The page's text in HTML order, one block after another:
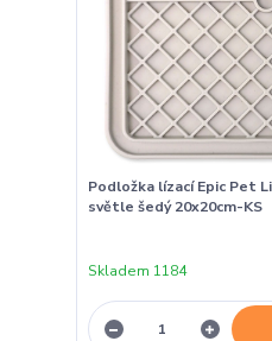
Podložka lízací Epic Pet
světle šedý 20x20cm-KS
Skladem 1184